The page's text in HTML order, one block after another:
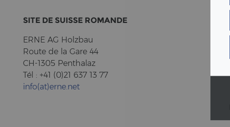
SITE DE SUIS­SE RO­MAN­DE
ERNE AG Holz­bau
Route de la Gare 44
CH-1305 Pent­halaz
Tél : +41 (0)21 637 13 77
info(at)erne.net